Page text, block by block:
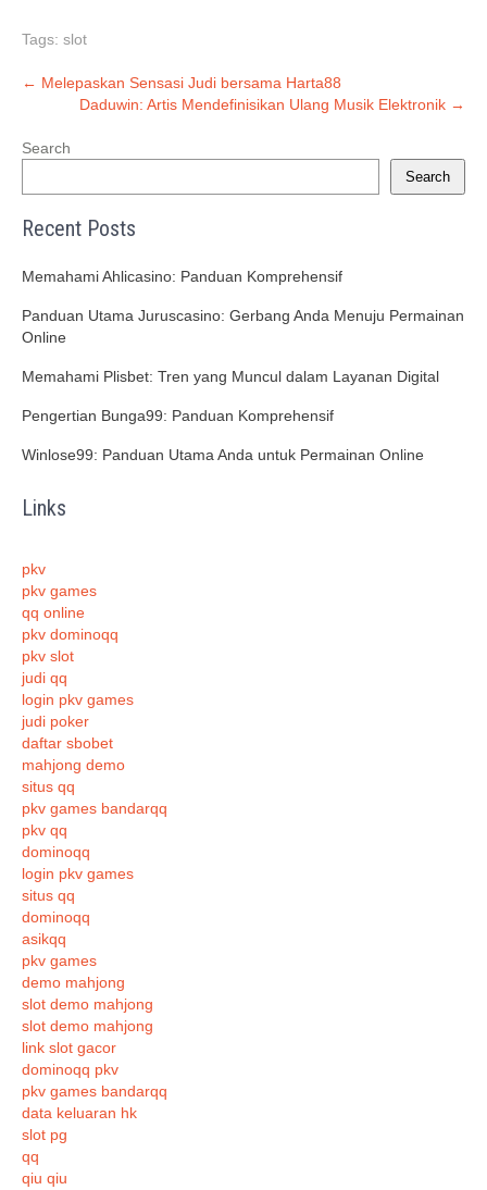
Tags: slot
Post
navigation
← Melepaskan Sensasi Judi bersama Harta88
Daduwin: Artis Mendefinisikan Ulang Musik Elektronik →
Search
Search
Recent Posts
Memahami Ahlicasino: Panduan Komprehensif
Panduan Utama Juruscasino: Gerbang Anda Menuju Permainan
Online
Memahami Plisbet: Tren yang Muncul dalam Layanan Digital
Pengertian Bunga99: Panduan Komprehensif
Winlose99: Panduan Utama Anda untuk Permainan Online
Links
pkv
pkv games
qq online
pkv dominoqq
pkv slot
judi qq
login pkv games
judi poker
daftar sbobet
mahjong demo
situs qq
pkv games bandarqq
pkv qq
dominoqq
login pkv games
situs qq
dominoqq
asikqq
pkv games
demo mahjong
slot demo mahjong
slot demo mahjong
link slot gacor
dominoqq pkv
pkv games bandarqq
data keluaran hk
slot pg
qq
qiu qiu